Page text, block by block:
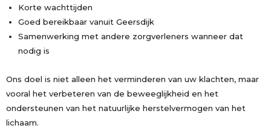
Korte wachttijden
Goed bereikbaar vanuit Geersdijk
Samenwerking met andere zorgverleners wanneer dat
nodig is
Ons doel is niet alleen het verminderen van uw klachten, maar
vooral het verbeteren van de beweeglijkheid en het
ondersteunen van het natuurlijke herstelvermogen van het
lichaam.